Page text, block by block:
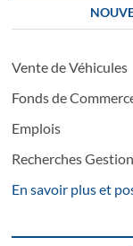
Vente de Véhicules
Fonds de
Emplois
Recherches
En savoir plus et